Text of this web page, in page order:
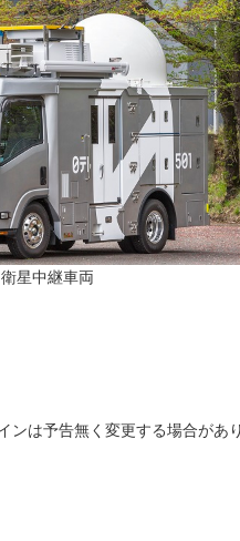
衛星中継車両
は予告無く変更する場合があり